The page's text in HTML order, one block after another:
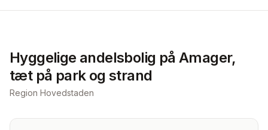
Hyggelige andelsbolig på Amager,
tæt på park og strand
Region Hovedstaden